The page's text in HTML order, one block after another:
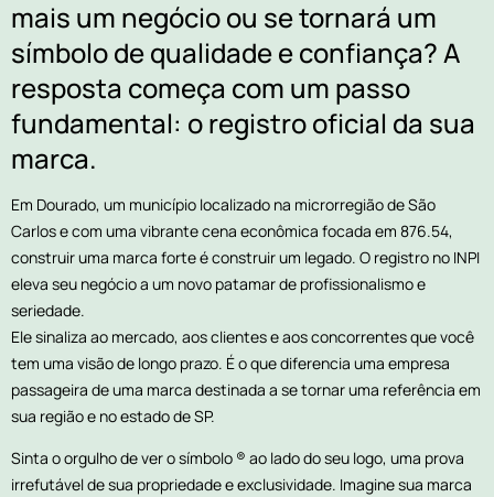
mais um negócio ou se tornará um
símbolo de qualidade e confiança? A
resposta começa com um passo
fundamental: o registro oficial da sua
marca.
Em Dourado, um município localizado na microrregião de São
Carlos e com uma vibrante cena econômica focada em 876.54,
construir uma marca forte é construir um legado. O registro no INPI
eleva seu negócio a um novo patamar de profissionalismo e
seriedade.
Ele sinaliza ao mercado, aos clientes e aos concorrentes que você
tem uma visão de longo prazo. É o que diferencia uma empresa
passageira de uma marca destinada a se tornar uma referência em
sua região e no estado de SP.
Sinta o orgulho de ver o símbolo ® ao lado do seu logo, uma prova
irrefutável de sua propriedade e exclusividade. Imagine sua marca